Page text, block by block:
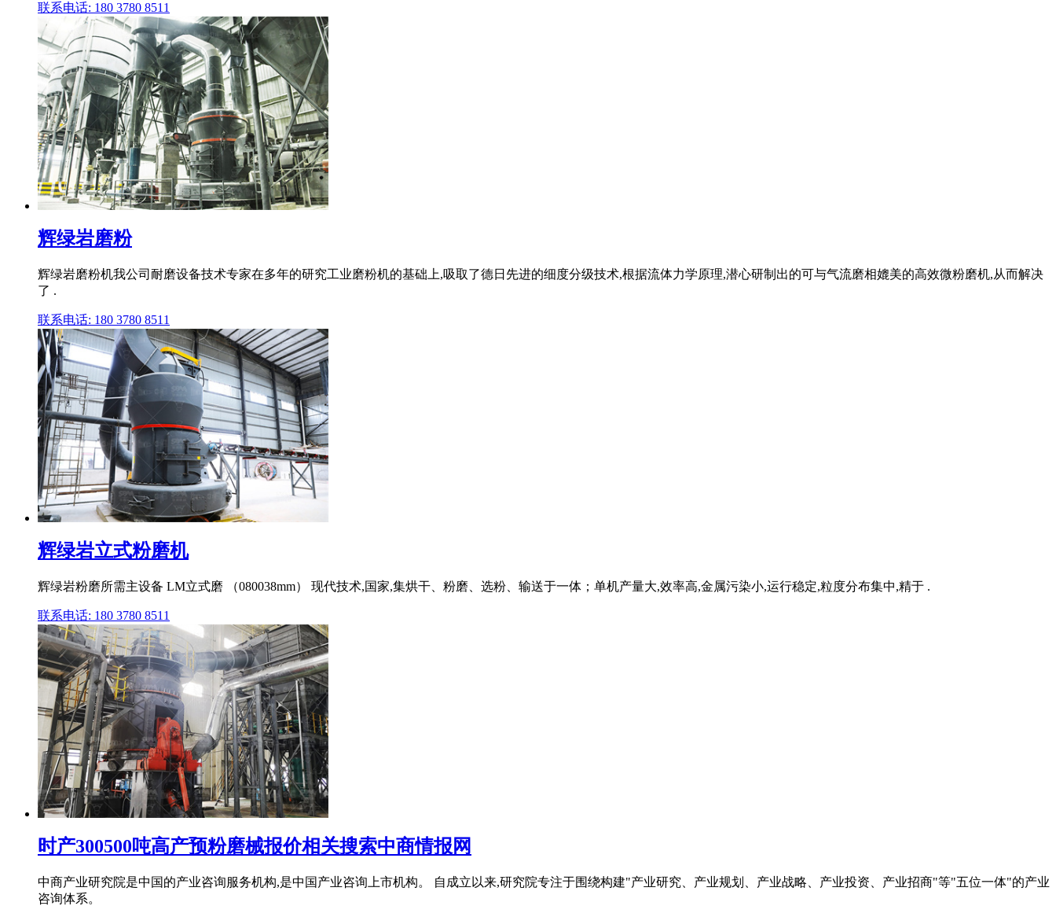
联系电话: 180 3780 8511
辉绿岩磨粉
辉绿岩磨粉机我公司耐磨设备技术专家在多年的研究工业磨粉机的基础上,吸取了德日先进的细度分级技术,根据流体力学原理,潜心研制出的可与气流磨相媲美的高效微粉磨机,从而解决
了 .
联系电话: 180 3780 8511
辉绿岩立式粉磨机
辉绿岩粉磨所需主设备 LM立式磨 （080038mm） 现代技术,国家,集烘干、粉磨、选粉、输送于一体；单机产量大,效率高,金属污染小,运行稳定,粒度分布集中,精于 .
联系电话: 180 3780 8511
时产300500吨高产预粉磨械报价相关搜索中商情报网
中商产业研究院是中国的产业咨询服务机构,是中国产业咨询上市机构。 自成立以来,研究院专注于围绕构建"产业研究、产业规划、产业战略、产业投资、产业招商"等"五位一体"的产业
咨询体系。